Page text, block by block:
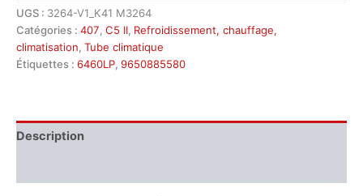
de
climatisation
Citroën
C5
9650885580
6460LP
UGS : 3264-V1_K41 M3264
Catégories : 407, C5 II, Refroidissement, chauffage,
climatisation, Tube climatique
Étiquettes : 6460LP, 9650885580
Description